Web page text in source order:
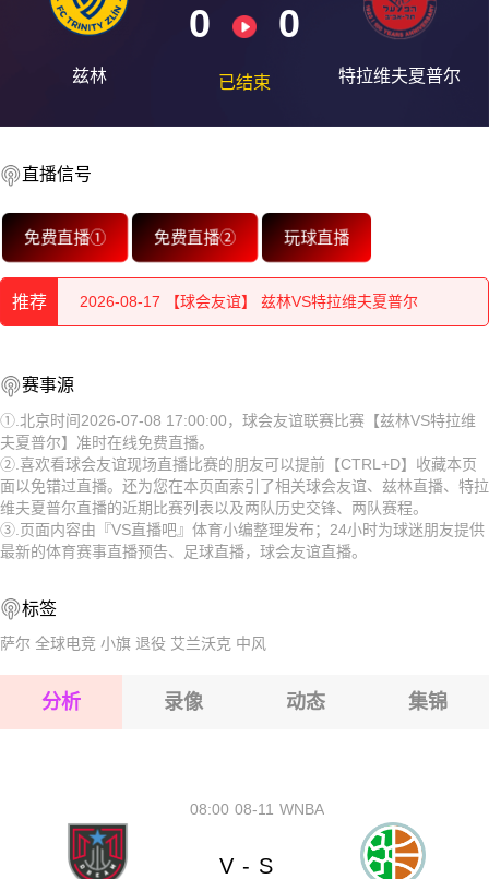
兹林
0 0
已结束 特拉维夫夏普尔
直播信号
免费直播① 免费直播② 玩球直播
推荐
2026-08-18 【球会友谊】 兹林VS特拉维夫夏普尔
2026-08-17 【球会友谊】 兹林VS特拉维夫夏普尔
2026-08-17 【球会友谊】 兹林VS特拉维夫夏普尔
2026-08-17 【球会友谊】 兹林VS特拉维夫夏普尔
2026-08-17 【球会友谊】 兹林VS特拉维夫夏普尔
2026-08-17 【球会友谊】 兹林VS特拉维夫夏普尔
2026-08-17 【球会友谊】 兹林VS特拉维夫夏普尔
2026-08-17 【球会友谊】 兹林VS特拉维夫夏普尔
2026-08-17 【球会友谊】 兹林VS特拉维夫夏普尔
赛事源
①.北京时间2026-07-08 17:00:00，球会友谊联赛比赛【兹林VS特拉维
夫夏普尔】准时在线免费直播。
②.喜欢看球会友谊现场直播比赛的朋友可以提前【CTRL+D】收藏本页
面以免错过直播。还为您在本页面索引了相关球会友谊、兹林直播、特拉
维夫夏普尔直播的近期比赛列表以及两队历史交锋、两队赛程。
③.页面内容由『VS直播吧』体育小编整理发布；24小时为球迷朋友提供
最新的体育赛事直播预告、足球直播，球会友谊直播。
标签
萨尔 全球电竞 小旗 退役 艾兰沃克 中风
分析 录像 动态 集锦
08-11
08:00 WNBA
V - S